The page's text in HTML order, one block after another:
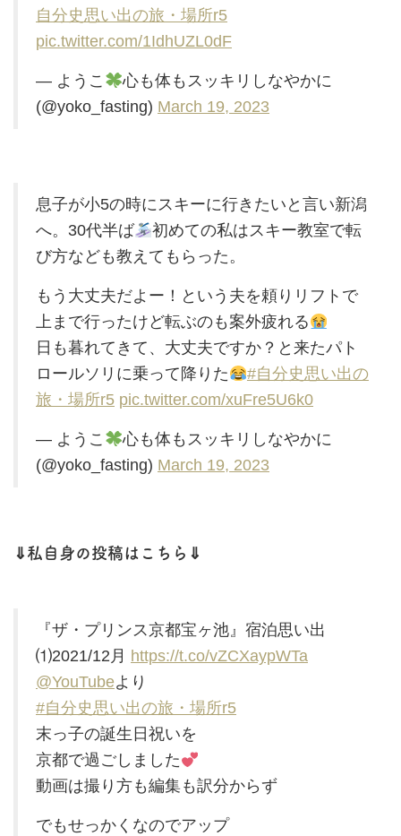
自分史思い出の旅・場所r5
pic.twitter.com/1IdhUZL0dF
— ようこ
心も体もスッキリしなやかに
(@yoko_fasting) March 19, 2023
息子が小5の時にスキーに行きたいと言い新潟
へ。30代半ば
初めての私はスキー教室で転
び方なども教えてもらった。
もう大丈夫だよー！という夫を頼りリフトで
上まで行ったけど転ぶのも案外疲れる
日も暮れてきて、大丈夫ですか？と来たパト
ロールソリに乗って降りた
#自分史思い出の
旅・場所r5 pic.twitter.com/xuFre5U6k0
— ようこ
心も体もスッキリしなやかに
(@yoko_fasting) March 19, 2023
⇓私自身の投稿はこちら⇓
『ザ・プリンス京都宝ヶ池』宿泊思い出
⑴2021/12月 https://t.co/vZCXaypWTa
@YouTubeより
#自分史思い出の旅・場所r5
末っ子の誕生日祝いを
京都で過ごしました
動画は撮り方も編集も訳分からず
でもせっかくなのでアップ